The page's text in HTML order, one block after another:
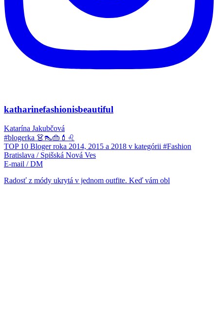
katharinefashionisbeautiful
Katarína Jakubčová
#blogerka 👗👠👜💄♌
TOP 10 Bloger roka 2014, 2015 a 2018 v kategórii #Fashion
Bratislava / Spišská Nová Ves
E-mail / DM
Radosť z módy ukrytá v jednom outfite. Keď vám obl